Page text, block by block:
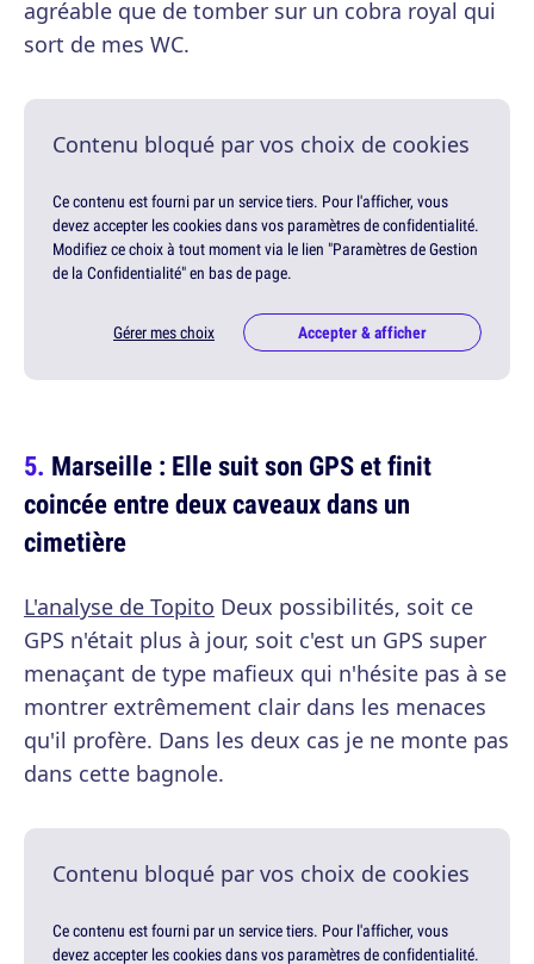
agréable que de tomber sur un cobra royal qui
sort de mes WC.
Contenu bloqué par vos choix de cookies
Ce contenu est fourni par un service tiers. Pour l'afficher, vous
devez accepter les cookies dans vos paramètres de confidentialité.
Modifiez ce choix à tout moment via le lien "Paramètres de Gestion
de la Confidentialité" en bas de page.
Gérer mes choix Accepter & afficher
Marseille : Elle suit son GPS et finit
coincée entre deux caveaux dans un
cimetière
L'analyse de Topito Deux possibilités, soit ce
GPS n'était plus à jour, soit c'est un GPS super
menaçant de type mafieux qui n'hésite pas à se
montrer extrêmement clair dans les menaces
qu'il profère. Dans les deux cas je ne monte pas
dans cette bagnole.
Contenu bloqué par vos choix de cookies
Ce contenu est fourni par un service tiers. Pour l'afficher, vous
devez accepter les cookies dans vos paramètres de confidentialité.